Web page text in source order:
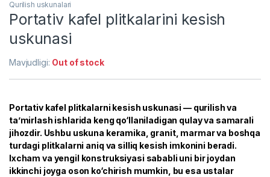
Qurilish uskunalari
Portativ kafel plitkalarini kesish
uskunasi
Mavjudligi: Out of stock
Portativ kafel plitkalarni kesish uskunasi — qurilish va
ta’mirlash ishlarida keng qo‘llaniladigan qulay va samarali
jihozdir. Ushbu uskuna keramika, granit, marmar va boshqa
turdagi plitkalarni aniq va silliq kesish imkonini beradi.
Ixcham va yengil konstruksiyasi sababli uni bir joydan
ikkinchi joyga oson ko‘chirish mumkin, bu esa ustalar